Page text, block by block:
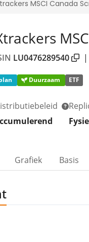
LU0476289540 |
Duurzaam ETF
Grafiek Basis